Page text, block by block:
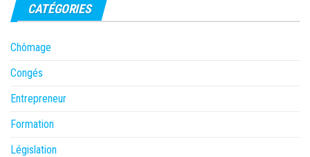
CATÉGORIES
Chômage
Congés
Entrepreneur
Formation
Législation